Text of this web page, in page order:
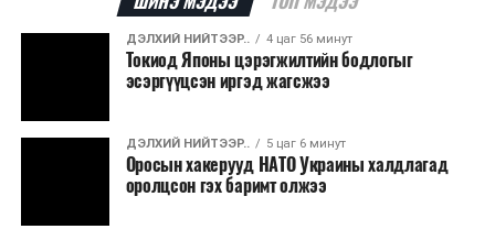
дугаарын утсаар яаралтай мэдээлэл өгч, дуудлага
өгөх боломжтойг Нийслэлийн Байгаль Орчны Газраас
ДЭЛХИЙ НИЙТЭЭР.. 4 цаг 56 минут
Токиод Японы цэрэгжилтийн бодлогыг
эсэргүүцсэн иргэд жагсжээ
ДЭЛХИЙ НИЙТЭЭР.. 5 цаг 6 минут
Оросын хакерууд НАТО Украины халдлагад
оролцсон гэх баримт олжээ